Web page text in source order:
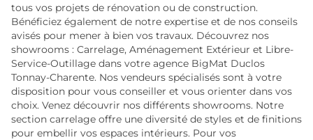
tous vos projets de rénovation ou de construction.
Bénéficiez également de notre expertise et de nos conseils
avisés pour mener à bien vos travaux. Découvrez nos
showrooms : Carrelage, Aménagement Extérieur et Libre-
Service-Outillage dans votre agence BigMat Duclos
Tonnay-Charente. Nos vendeurs spécialisés sont à votre
disposition pour vous conseiller et vous orienter dans vos
choix. Venez découvrir nos différents showrooms. Notre
section carrelage offre une diversité de styles et de finitions
pour embellir vos espaces intérieurs. Pour vos